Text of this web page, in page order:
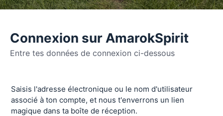
Connexion sur AmarokSpirit
Entre tes données de connexion ci-dessous
Se
connecter
Saisis l'adresse électronique ou le nom d'utilisateur
associé à ton compte, et nous t'enverrons un lien
magique dans ta boîte de réception.